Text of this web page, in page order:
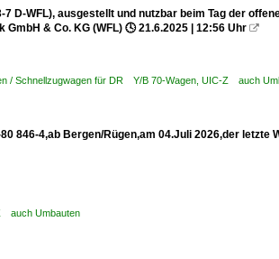
D-WFL), ausgestellt und nutzbar beim Tag der
& Co. KG (WFL) 🕓 21.6.2025 | 12:56 Uhr 
/ Schnellzugwagen für DR Y/B 70-Wagen, UIC-Z auch
846-4,ab Bergen/Rügen,am 04.Juli 2026,der letzte
auch Umbauten